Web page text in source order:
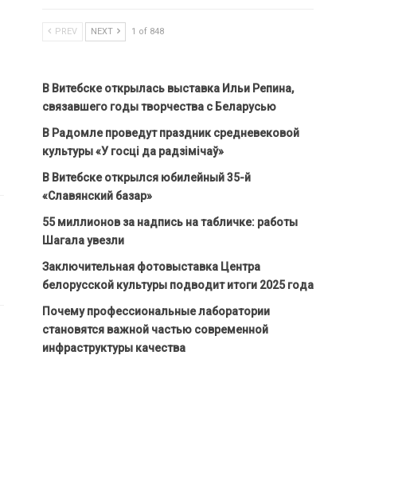
PREV NEXT 1 of 848
В Витебске открылась выставка Ильи Репина,
связавшего годы творчества с Беларусью
В Радомле проведут праздник средневековой
культуры «У госці да радзімічаў»
В Витебске открылся юбилейный 35-й
«Славянский базар»
55 миллионов за надпись на табличке: работы
Шагала увезли
Заключительная фотовыставка Центра
белорусской культуры подводит итоги 2025 года
Почему профессиональные лаборатории
становятся важной частью современной
инфраструктуры качества